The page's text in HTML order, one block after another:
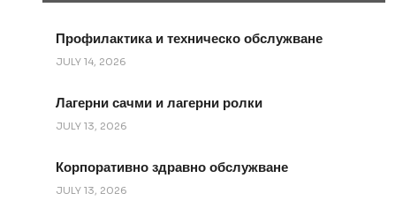
Профилактика и техническо обслужване
JULY 14, 2026
Лагерни сачми и лагерни ролки
JULY 13, 2026
Корпоративно здравно обслужване
JULY 13, 2026